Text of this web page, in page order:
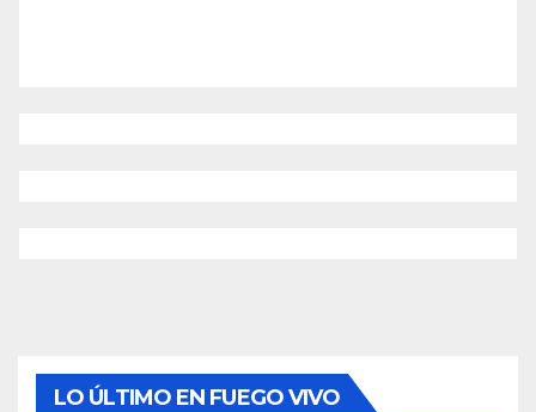
LO ÚLTIMO EN FUEGO VIVO